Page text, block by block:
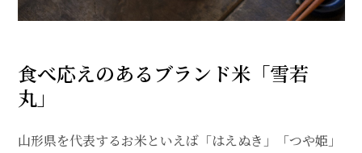
食べ応えのあるブランド米「雪若
丸」
山形県を代表するお米といえば「はえぬき」「つや姫」